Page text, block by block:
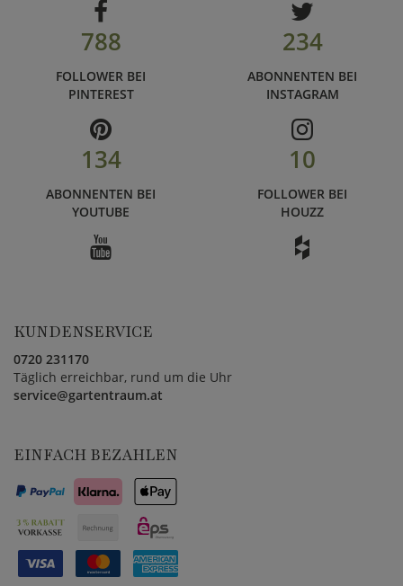
788
FOLLOWER BEI
PINTEREST
234
ABONNENTEN BEI
INSTAGRAM
134
ABONNENTEN BEI
YOUTUBE
10
FOLLOWER BEI
HOUZZ
KUNDENSERVICE
0720 231170
Täglich erreichbar, rund um die Uhr
service@gartentraum.at
EINFACH BEZAHLEN